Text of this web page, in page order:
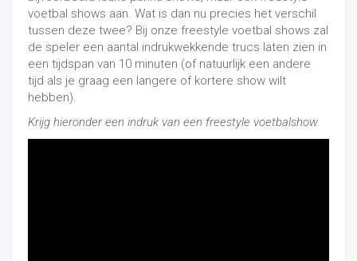
voetbal shows aan. Wat is dan nu precies het verschil
tussen deze twee? Bij onze freestyle voetbal shows zal
de speler een aantal indrukwekkende trucs laten zien in
een tijdspan van 10 minuten (of natuurlijk een andere
tijd als je graag een langere of kortere show wilt
hebben).
Krijg hieronder een indruk van een freestyle voetbalshow.